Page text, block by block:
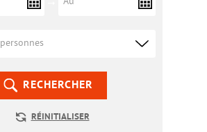
RECHERCHER
RÉINITIALISER